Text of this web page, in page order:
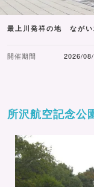
最上川発祥の地 ながい
開催期間 2026/
所沢航空記念公